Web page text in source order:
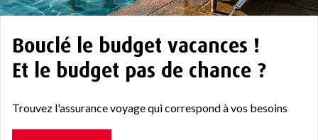
Bouclé le budget vacances !
Et le budget pas de chance ?
Trouvez l'assurance voyage qui correspond à vos besoins